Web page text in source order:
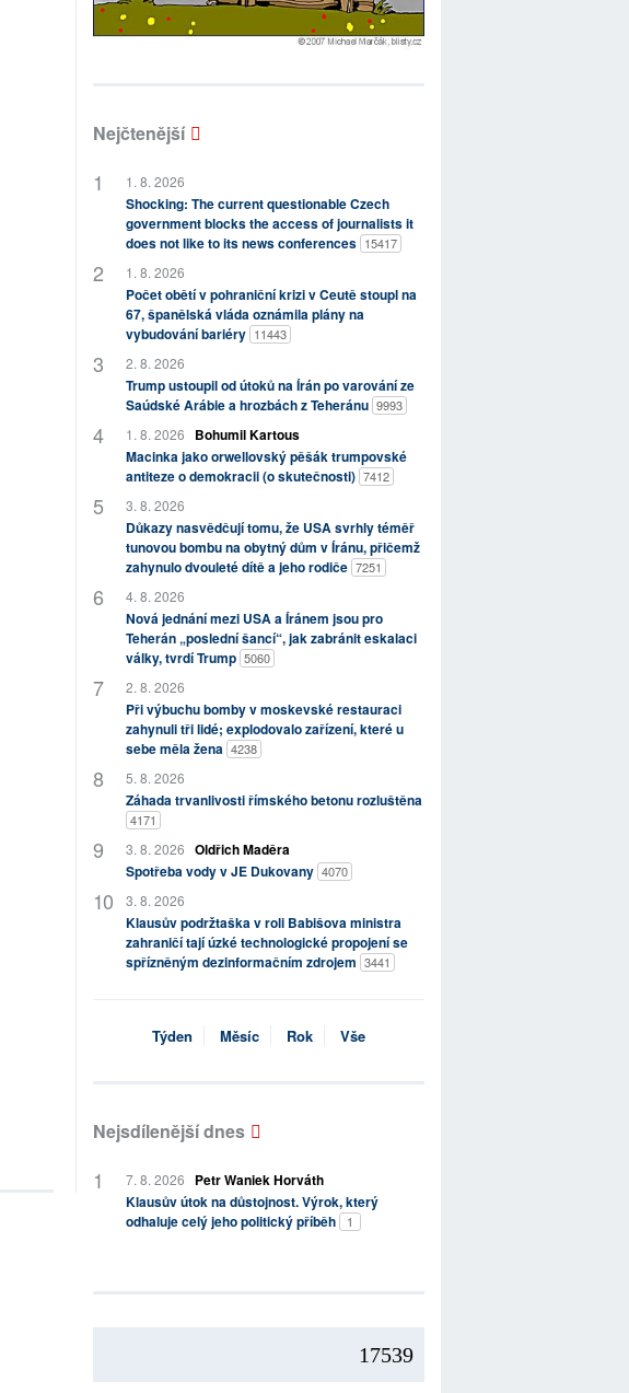
Nejčtenější
1. 8. 2026
Shocking: The current questionable Czech
government blocks the access of journalists it
does not like to its news conferences 15417
1. 8. 2026
Počet obětí v pohraniční krizi v Ceutě stoupl na
67, španělská vláda oznámila plány na
vybudování bariéry 11443
2. 8. 2026
Trump ustoupil od útoků na Írán po varování ze
Saúdské Arábie a hrozbách z Teheránu 9993
1. 8. 2026
Bohumil Kartous
Macinka jako orwellovský pěšák trumpovské
antiteze o demokracii (o skutečnosti) 7412
3. 8. 2026
Důkazy nasvědčují tomu, že USA svrhly téměř
tunovou bombu na obytný dům v Íránu, přičemž
zahynulo dvouleté dítě a jeho rodiče 7251
4. 8. 2026
Nová jednání mezi USA a Íránem jsou pro
Teherán „poslední šancí“, jak zabránit eskalaci
války, tvrdí Trump 5060
2. 8. 2026
Při výbuchu bomby v moskevské restauraci
zahynuli tři lidé; explodovalo zařízení, které u
sebe měla žena 4238
5. 8. 2026
Záhada trvanlivosti římského betonu rozluštěna
4171
3. 8. 2026 Oldřich Maděra
Spotřeba vody v JE Dukovany 4070
3. 8. 2026
Klausův podržtaška v roli Babišova ministra
zahraničí tají úzké technologické propojení se
spřízněným dezinformačním zdrojem 3441
Týden Měsíc Rok Vše
Nejsdílenější dnes
7. 8. 2026
Petr Waniek Horváth
Klausův útok na důstojnost. Výrok, který
odhaluje celý jeho politický příběh
1
17539